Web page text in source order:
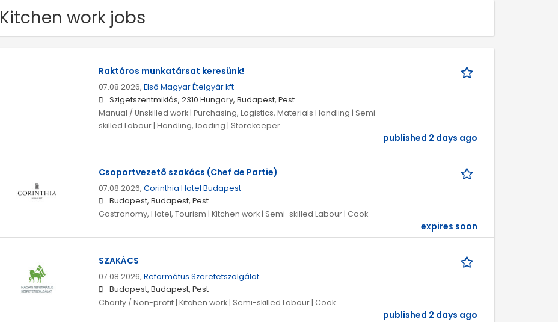
Kitchen work jobs
Raktáros munkatársat keresünk!
07.08.2026, Első Magyar Ételgyár kft
Szigetszentmiklós, 2310 Hungary, Budapest, Pest
Manual / Unskilled work | Purchasing, Logistics, Materials Handling | Semi-
skilled Labour | Handling, loading | Storekeeper
published 2 days ago
Csoportvezető szakács (Chef de Partie)
07.08.2026, Corinthia Hotel Budapest
Budapest, Budapest, Pest
Gastronomy, Hotel, Tourism | Kitchen work | Semi-skilled Labour | Cook
expires soon
SZAKÁCS
07.08.2026, Református Szeretetszolgálat
Budapest, Budapest, Pest
Charity / Non-profit | Kitchen work | Semi-skilled Labour | Cook
published 2 days ago